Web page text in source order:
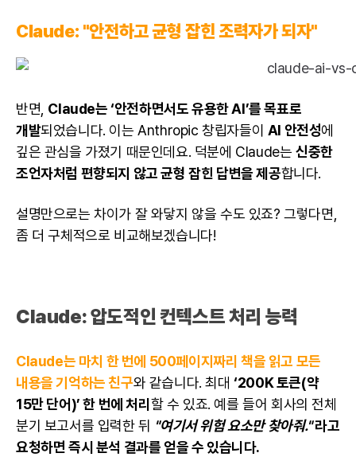
Claude: "안전하고 균형 잡힌 조력자가 되자"
반면, Claude는 ‘안전하면서도 유용한 AI’를 목표로
개발되었습니다. 이는 Anthropic 창립자들이 AI 안전성에
깊은 관심을 가졌기 때문인데요. 덕분에 Claude는신중한
조언자처럼 편향되지 않고 균형 잡힌 답변을 제공합니다.
설명만으로는 차이가 잘 와닿지 않을 수도 있죠? 그렇다면,
좀 더 구체적으로 비교해보겠습니다!
Claude: 압도적인 컨텍스트 처리 능력
Claude는 마치 한 번에 500페이지짜리 책을 읽고 모든
내용을 기억하는 친구와 같습니다. 최대‘200K 토큰(약
15만 단어)’ 한 번에 처리 할 수 있죠. 예를 들어 회사의 전체
분기 보고서를 입력한 뒤 "여기서 위험 요소만 찾아줘."라고
요청하면 즉시 분석 결과를 얻을 수 있습니다.